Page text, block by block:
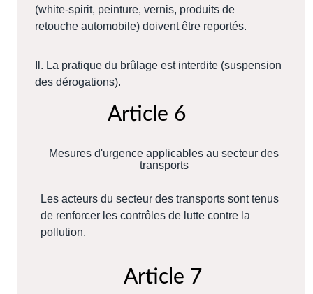
(white-spirit, peinture, vernis, produits de
retouche automobile) doivent être reportés.
Il. La pratique du brûlage est interdite (suspension
des dérogations).
Article 6
Mesures d'urgence applicables au secteur des
transports
Les acteurs du secteur des transports sont tenus
de renforcer les contrôles de lutte contre la
pollution.
Article 7